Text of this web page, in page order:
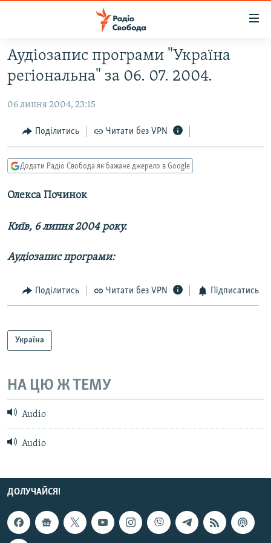
Перейти
до
основного
Перейти
основної
Перейти
пошуку
РАДІО СВОБОДА – 70 РОКІВ
ВСЕ ЗА ДОБУ
СТАТТІ
ПОЛІТИКА
СУСПІЛЬСТВО
КУЛЬТУРА
СВІТ
ВІЙНА
ДОНБАС.РЕАЛІЇ
КРИМ.РЕАЛІЇ
КИТАЙ.ВИКЛИКИ
ФОТО
ПОДКАСТИ
КРИМ РЕАЛІЇ
РУС
УКР
КТАТ
Аудіозапис програми "Україна
регіональна" за 06. 07. 2004.
06 липня 2004, 23:15
Поділитись Читати без VPN
Додати Радіо Свобода як бажане джерело в Google
Олекса Починок
Київ, 6 липня 2004 року.
Аудіозапис програми:
Поділитись Читати без VPN Підписатись
Україна
НА ЦЮ Ж ТЕМУ
Audio
Audio
ДОЛУЧАЙСЯ!